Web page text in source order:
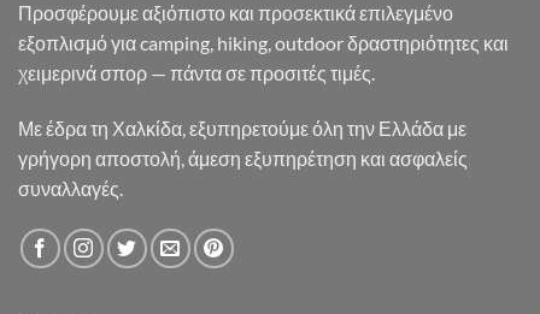
Προσφέρουμε αξιόπιστο και προσεκτικά επιλεγμένο
εξοπλισμό για camping, hiking, outdoor δραστηριότητες και
χειμερινά σπορ — πάντα σε προσιτές τιμές.
Με έδρα τη Χαλκίδα, εξυπηρετούμε όλη την Ελλάδα με
γρήγορη αποστολή, άμεση εξυπηρέτηση και ασφαλείς
συναλλαγές.